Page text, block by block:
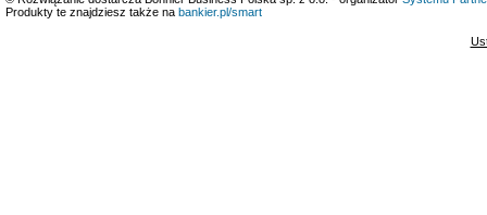
Produkty te znajdziesz także na bankier.pl/smart